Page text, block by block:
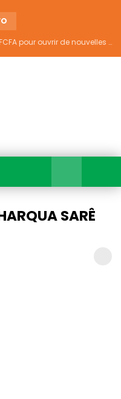
PJGOUV 2026-2030 : 2 869,4 milliards FCFA pour ouvrir de nouvelles perspectives à plus de 5,2 millions de jeunes ivoiriens
SARÊ